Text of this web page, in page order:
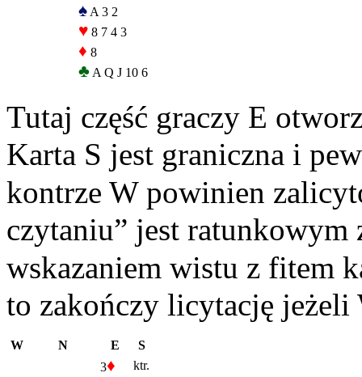
♠ A 3 2
♥ 8 7 4 3
♦ 8
♣ A Q J 10 6
Tutaj część graczy E
Karta S jest graniczna i
kontrze W powinien
czytaniu” jest ratunkowym
wskazaniem wistu z fitem
to zakończy licytację
W N E
S
3♦
ktr.